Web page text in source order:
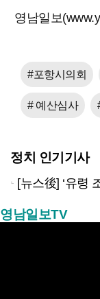
영남일보
#포항시의회
# 예산심사
정치 인기기사
[뉴스後] ‘유령
영남일보TV